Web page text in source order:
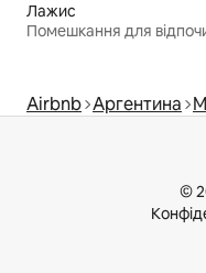
Лажис
Помешкання для
Airbnb Аргентина
©